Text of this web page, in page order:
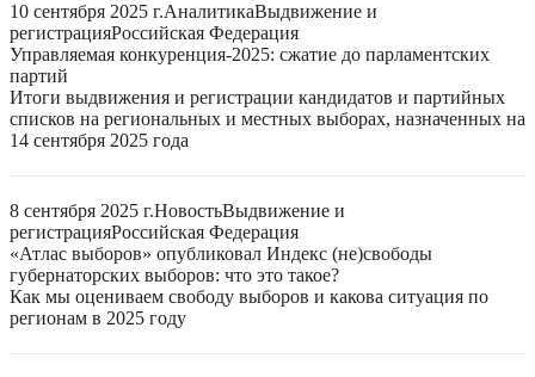
10 сентября 2025 г.АналитикаВыдвижение и
регистрацияРоссийская Федерация
Управляемая конкуренция-2025: сжатие до парламентских
партий
Итоги выдвижения и регистрации кандидатов и партийных
списков на региональных и местных выборах, назначенных на
14 сентября 2025 года
8 сентября 2025 г.НовостьВыдвижение и
регистрацияРоссийская Федерация
«Атлас выборов» опубликовал Индекс (не)свободы
губернаторских выборов: что это такое?
Как мы оцениваем свободу выборов и какова ситуация по
регионам в 2025 году